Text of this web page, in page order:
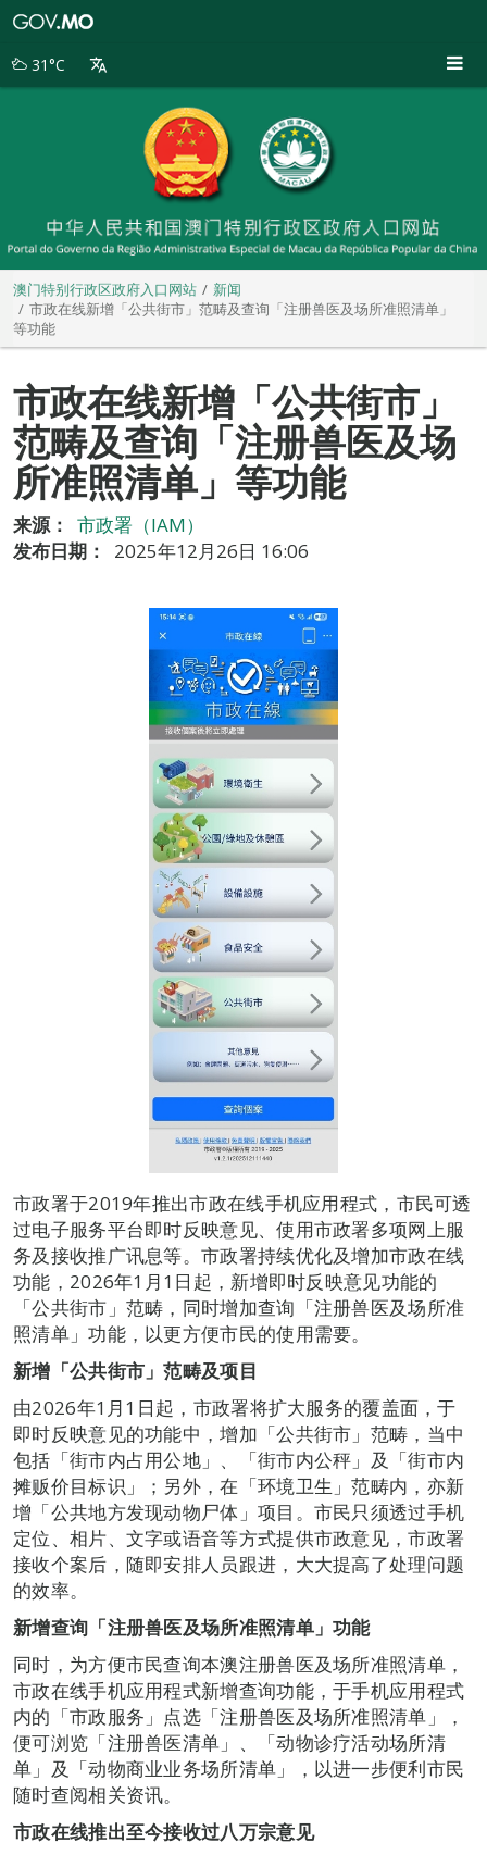
别
31°C
澳门特别行政区政府入口网站
新闻
市政在线新增「公共街市」范畴及查询「注册兽医及场所准照清单」
等功能
市政在线新增「公共街市」
范畴及查询「注册兽医及场
所准照清单」等功能
来源：
市政署（IAM）
发布日期：
2025年12月26日 16:06
市政署于2019年推出市政在线手机应用程式，市民可透
过电子服务平台即时反映意见、使用市政署多项网上服
务及接收推广讯息等。市政署持续优化及增加市政在线
功能，2026年1月1日起，新增即时反映意见功能的
「公共街市」范畴，同时增加查询「注册兽医及场所准
照清单」功能，以更方便市民的使用需要。
新增「公共街市」范畴及项目
由2026年1月1日起，市政署将扩大服务的覆盖面，于
即时反映意见的功能中，增加「公共街市」范畴，当中
包括「街市内占用公地」、「街市内公秤」及「街市内
摊贩价目标识」；另外，在「环境卫生」范畴内，亦新
增「公共地方发现动物尸体」项目。市民只须透过手机
定位、相片、文字或语音等方式提供市政意见，市政署
接收个案后，随即安排人员跟进，大大提高了处理问题
的效率。
新增查询「注册兽医及场所准照清单」功能
同时，为方便市民查询本澳注册兽医及场所准照清单，
市政在线手机应用程式新增查询功能，于手机应用程式
内的「市政服务」点选「注册兽医及场所准照清单」，
便可浏览「注册兽医清单」、「动物诊疗活动场所清
单」及「动物商业业务场所清单」，以进一步便利市民
随时查阅相关资讯。
市政在线推出至今接收过八万宗意见